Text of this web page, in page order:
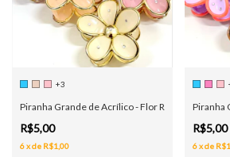
+3
Piranha Grande de Acrílico - Flor Redonda
R$5,00
6xde R$1,00
Piranha
R$5,00
6 xde